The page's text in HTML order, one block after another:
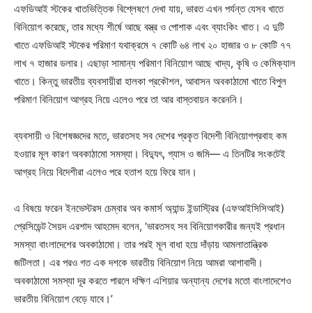
এফডিআই স্টকের খাতভিত্তিক বিশ্লেষণে দেখা যায়, ভারত এখন পর্যন্ত যেসব খাতে
বিনিয়োগ করেছে, তার মধ্যে শীর্ষে আছে বস্ত্র ও পোশাক এবং ব্যাংকিং খাত। এ দুটি
খাতে এফডিআই স্টকের পরিমাণ যথাক্রমে ৭ কোটি ৬৪ লাখ ২০ হাজার ও ৮ কোটি ৭৭
লাখ ৭ হাজার ডলার। এছাড়া সামান্য পরিমাণ বিনিয়োগ আছে খাদ্য, কৃষি ও কেমিক্যাল
খাতে। কিন্তু ভারতীয় ব্যবসায়ীরা হালকা প্রকৌশল, আবাসন অবকাঠামো খাতে বিপুল
পরিমাণ বিনিয়োগ আগ্রহ নিয়ে এলেও পরে তা আর বাস্তবায়ন করেননি।
ব্যবসায়ী ও বিশেষজ্ঞদের মতে, ভারতসহ সব দেশের প্রকৃত বিদেশী বিনিয়োগপ্রবাহ কম
হওয়ার মূল কারণ অবকাঠামো সমস্যা। বিদ্যুৎ, গ্যাস ও জমি— এ তিনটির সংকটেই
আগ্রহ নিয়ে বিদেশীরা এলেও পরে হতাশ হয়ে ফিরে যান।
এ বিষয়ে ফরেন ইনভেস্টরস চেম্বার অব কমার্স অ্যান্ড ইন্ডাস্ট্রির (এফআইসিসিআই)
প্রেসিডেন্ট সৈয়দ এরশাদ আহমেদ বলেন, ‘ভারতসহ সব বিনিয়োগকারীর জন্যই প্রধান
সমস্যা বাংলাদেশের অবকাঠামো। তার পরই মূল বাধা হয়ে দাঁড়ায় আমলাতান্ত্রিক
জটিলতা। এর পরও গত এক দশকে ভারতীয় বিনিয়োগ নিয়ে আমরা আশাবাদী।
অবকাঠামো সমস্যা দূর করতে পারলে দক্ষিণ এশিয়ার অন্যান্য দেশের মতো বাংলাদেশেও
ভারতীয় বিনিয়োগ বেড়ে যাবে।’